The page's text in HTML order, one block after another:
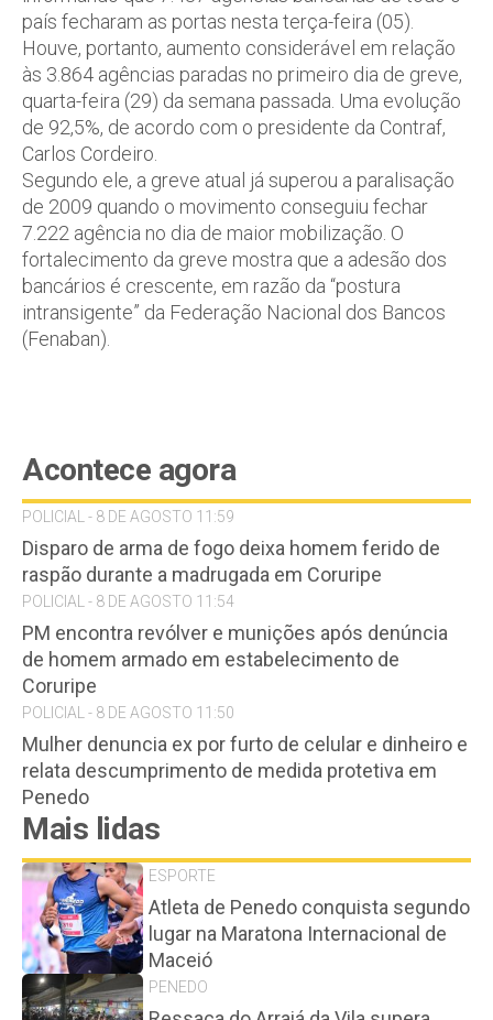
país fecharam as portas nesta terça-feira (05).
Houve, portanto, aumento considerável em relação
às 3.864 agências paradas no primeiro dia de greve,
quarta-feira (29) da semana passada. Uma evolução
de 92,5%, de acordo com o presidente da Contraf,
Carlos Cordeiro.
Segundo ele, a greve atual já superou a paralisação
de 2009 quando o movimento conseguiu fechar
7.222 agência no dia de maior mobilização. O
fortalecimento da greve mostra que a adesão dos
bancários é crescente, em razão da “postura
intransigente” da Federação Nacional dos Bancos
(Fenaban).
Acontece agora
POLICIAL - 8 DE AGOSTO 11:59
Disparo de arma de fogo deixa homem ferido de
raspão durante a madrugada em Coruripe
POLICIAL - 8 DE AGOSTO 11:54
PM encontra revólver e munições após denúncia
de homem armado em estabelecimento de
Coruripe
POLICIAL - 8 DE AGOSTO 11:50
Mulher denuncia ex por furto de celular e dinheiro e
relata descumprimento de medida protetiva em
Penedo
Mais lidas
ESPORTE
Atleta de Penedo conquista segundo
lugar na Maratona Internacional de
Maceió
PENEDO